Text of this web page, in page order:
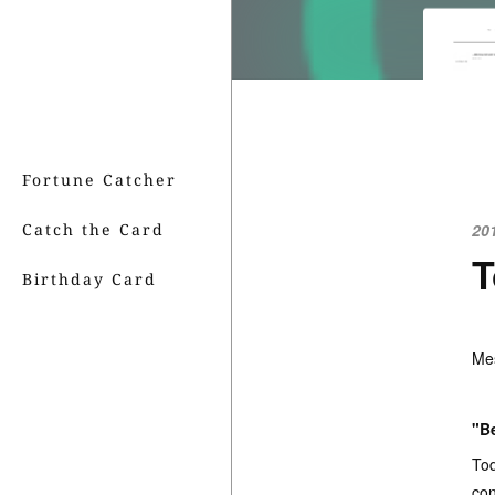
Fortune Catcher
Catch the Card
Birthday Card